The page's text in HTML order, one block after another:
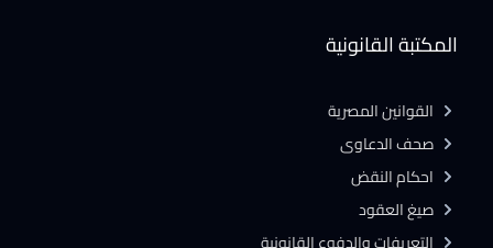
المكتبة القانونية
القوانين المصرية
صحف الدعاوى
احكام النقض
صيغ العقود